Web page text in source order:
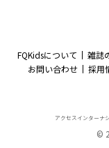
FQKidsについて 雑誌
お問い合わせ
採用
アクセスインターナ
©